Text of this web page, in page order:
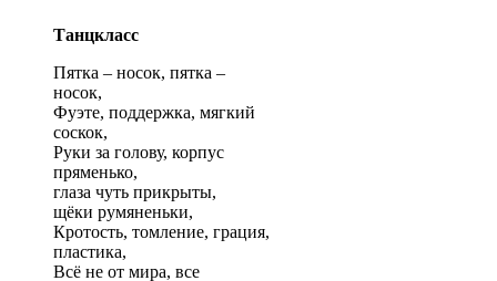
Танцкласс
Пятка – носок, пятка –
носок,
Фуэте, поддержка, мягкий
соскок,
Руки за голову, корпус
пряменько,
глаза чуть прикрыты,
щёки румяненьки,
Кротость, томление, грация,
пластика,
Всё не от мира, все